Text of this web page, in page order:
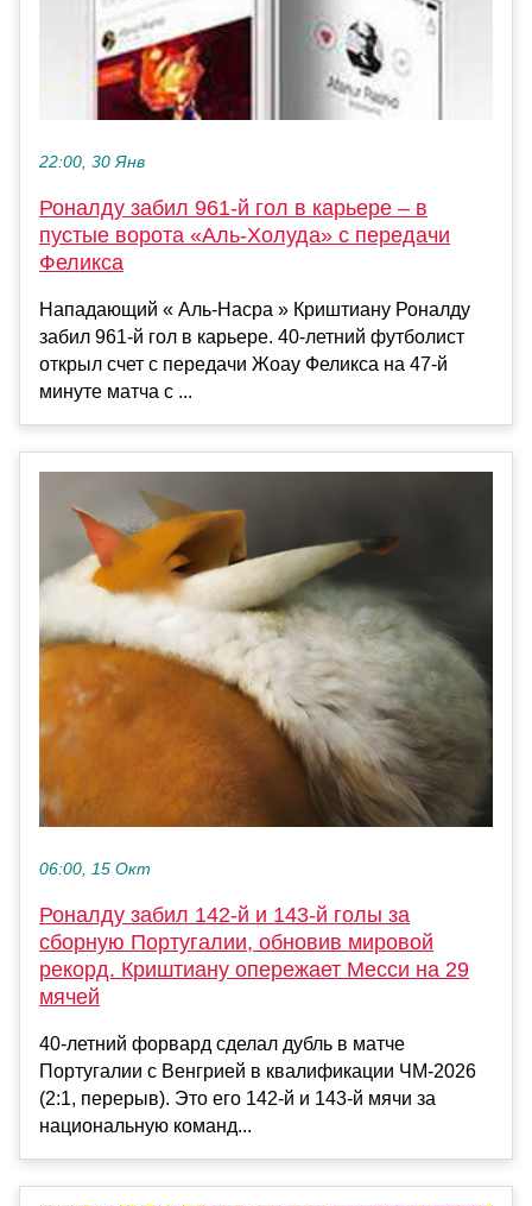
22:00, 30 Янв
Роналду забил 961-й гол в карьере – в
пустые ворота «Аль-Холуда» с передачи
Феликса
Нападающий « Аль-Насра » Криштиану Роналду
забил 961-й гол в карьере. 40-летний футболист
открыл счет с передачи Жоау Феликса на 47-й
минуте матча с ...
06:00, 15 Окт
Роналду забил 142-й и 143-й голы за
сборную Португалии, обновив мировой
рекорд. Криштиану опережает Месси на 29
мячей
40-летний форвард сделал дубль в матче
Португалии с Венгрией в квалификации ЧМ-2026
(2:1, перерыв). Это его 142-й и 143-й мячи за
национальную команд...